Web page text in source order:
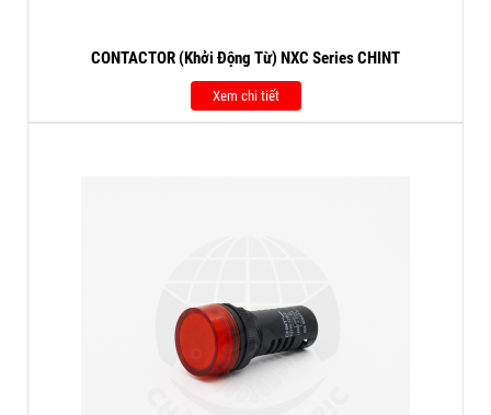
CONTACTOR (Khởi Động Từ) NXC Series CHINT
Xem chi tiết